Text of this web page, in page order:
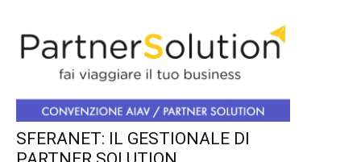
SFERANET: IL GESTIONALE DI